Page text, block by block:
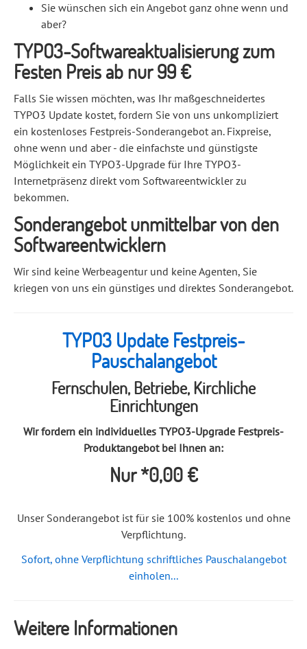
Sie wünschen sich ein Angebot ganz ohne wenn und
aber?
TYPO3-Softwareaktualisierung zum
Festen Preis ab nur 99 €
Falls Sie wissen möchten, was Ihr maßgeschneidertes
TYPO3 Update kostet, fordern Sie von uns unkompliziert
ein kostenloses Festpreis-Sonderangebot an. Fixpreise,
ohne wenn und aber - die einfachste und günstigste
Möglichkeit ein TYPO3-Upgrade für Ihre TYPO3-
Internetpräsenz direkt vom Softwareentwickler zu
bekommen.
Sonderangebot unmittelbar von den
Softwareentwicklern
Wir sind keine Werbeagentur und keine Agenten, Sie
kriegen von uns ein günstiges und direktes Sonderangebot.
TYPO3 Update Festpreis-
Pauschalangebot
Fernschulen, Betriebe, Kirchliche
Einrichtungen
Wir fordern ein individuelles TYPO3-Upgrade Festpreis-
Produktangebot bei Ihnen an:
Nur *0,00 €
Unser Sonderangebot ist für sie 100% kostenlos und ohne
Verpflichtung.
Sofort, ohne Verpflichtung schriftliches Pauschalangebot
einholen...
Weitere Informationen